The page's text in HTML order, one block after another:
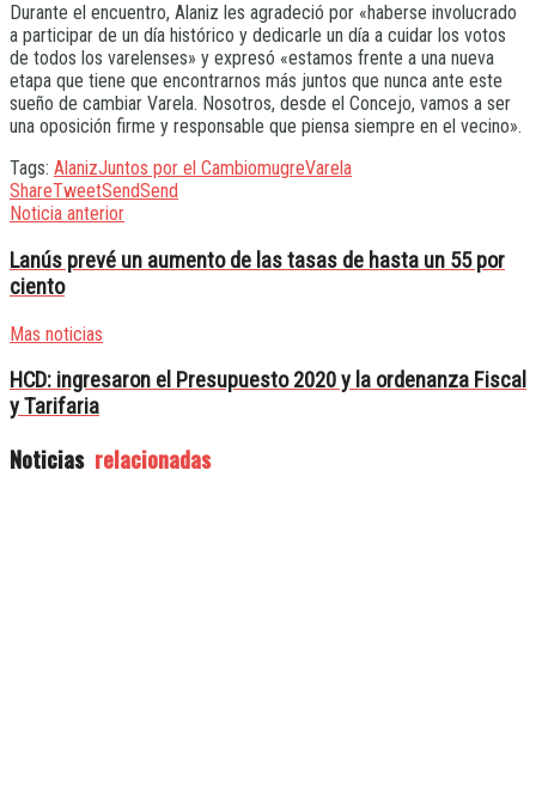
Durante el encuentro, Alaniz les agradeció por «haberse involucrado
a participar de un día histórico y dedicarle un día a cuidar los votos
de todos los varelenses» y expresó «estamos frente a una nueva
etapa que tiene que encontrarnos más juntos que nunca ante este
sueño de cambiar Varela. Nosotros, desde el Concejo, vamos a ser
una oposición firme y responsable que piensa siempre en el vecino».
Tags: AlanizJuntos por el CambiomugreVarela
ShareTweetSendSend
Noticia anterior
Lanús prevé un aumento de las tasas de hasta un 55 por
ciento
Mas noticias
HCD: ingresaron el Presupuesto 2020 y la ordenanza Fiscal
y Tarifaria
Noticias relacionadas